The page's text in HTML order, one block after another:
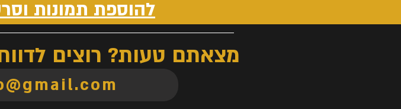
להוספת תמונות
מצאתם טעות? רוצים